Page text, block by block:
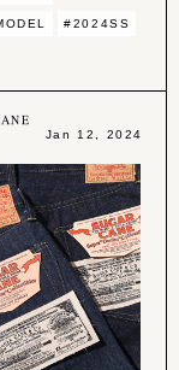
#2024SS
Jan 12, 2024